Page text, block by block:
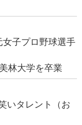
子プロ野球選手
林大学を卒業
いタレント（お